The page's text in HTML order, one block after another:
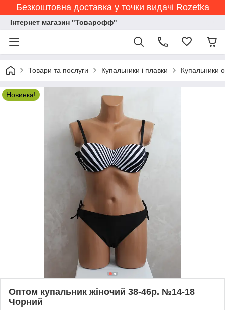
Безкоштовна доставка у точки видачі Rozetka
Інтернет магазин "Товарофф"
Товари та послуги Купальники і плавки Купальники
Новинка!
Оптом купальник жіночий 38-46р. №14-18
Чорний